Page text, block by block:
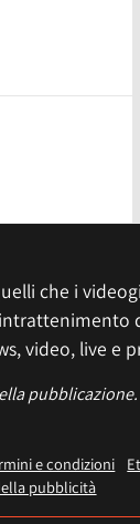
che i
video, live e
e condizioni
pubblicità